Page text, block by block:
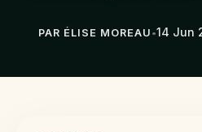
PAR ÉLISE MOREAU •14 Jun